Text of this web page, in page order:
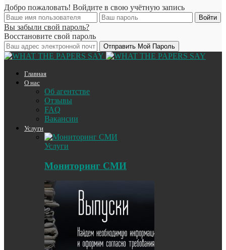
Добро пожаловать! Войдите в свою учётную запись
Вы забыли свой пароль?
Восстановите свой пароль
Главная
О нас
Об агентстве
Отзывы
FAQ
Вакансии
Услуги
Услуги
Мониторинг СМИ